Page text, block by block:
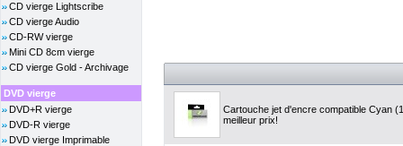
CD vierge Lightscribe
CD vierge Audio
CD-RW vierge
Mini CD 8cm vierge
CD vierge Gold - Archivage
DVD vierge
DVD+R vierge
DVD-R vierge
DVD vierge Imprimable
Cartouche jet d'encre compatible Cyan
meilleur prix!